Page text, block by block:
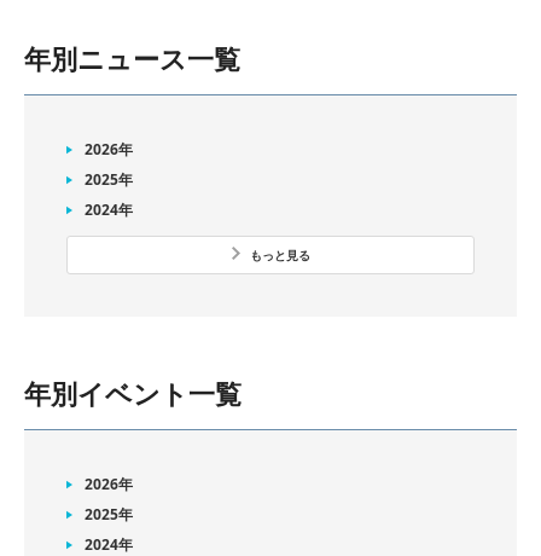
年別ニュース一覧
2026年
2025年
2024年
もっと見る
年別イベント一覧
2026年
2025年
2024年